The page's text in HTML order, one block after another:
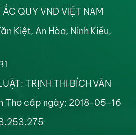
ẮC QUY VND VIỆT NAM
Kiệt, An Hòa, Ninh Kiều,
TRỊNH THI BÍCH VÂN
Thơ cấp ngày: 2018-05-16